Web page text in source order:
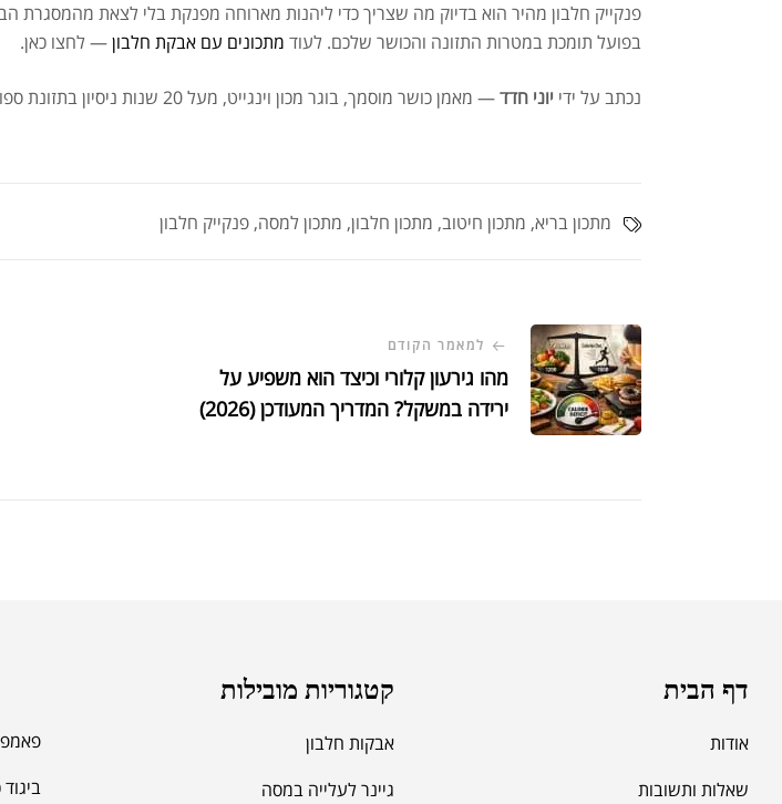
בפועל תומכת במטרות התזונה והכושר שלכם. לעוד מתכונים עם אבקת חלבון— לחצו כאן.
נכתב על ידי יוני חדד— מאמן כושר מוסמך, בוגר מכון וינגייט, מעל 20 שנות ניסיון בתזונת ספורט ואימון ספורטאים.
מתכון בריא, מתכון חיטוב, מתכון חלבון, מתכון למסה, פנקייק חלבון
למאמר הקודם
מהו גירעון קלורי וכיצד הוא משפיע על
ירידה במשקל? המדריך המעודכן (2026)
דף הבית
אודות
שאלות ותשובות
קטגוריות מובילות
אבקות חלבון
גיינר לעלייה במסה
פאמפ PUMP